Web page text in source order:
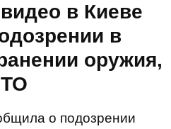
в Киеве
в
оружия,
о подозрении